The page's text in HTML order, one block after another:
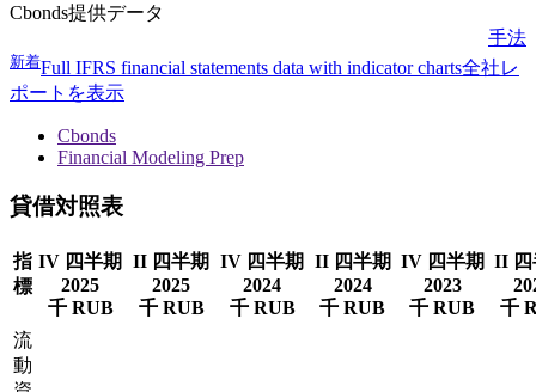
Cbonds提供データ
手法
新着Full IFRS financial statements data with indicator charts全社レ
ポートを表示
Cbonds
Financial Modeling Prep
貸借対照表
指
標
IV 四半期
2025
千 RUB
II 四半期
2025
千 RUB
IV 四半期
2024
千 RUB
II 四半期
2024
千 RUB
IV 四半期
2023
千 RUB
II 四
千
流
動